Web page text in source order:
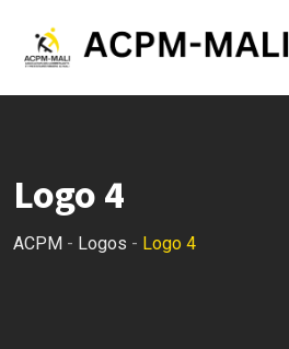
content
Logo 4
ACPM - Logos - Logo 4